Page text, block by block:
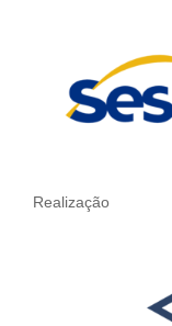
Realização